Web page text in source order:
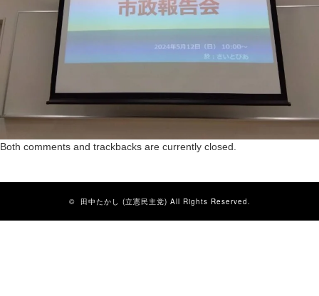
Both comments and trackbacks are currently closed.
© 田中たかし (立憲民主党) All Rights Reserved.